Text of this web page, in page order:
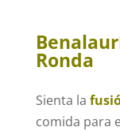
Ronda
Sienta la
comida para